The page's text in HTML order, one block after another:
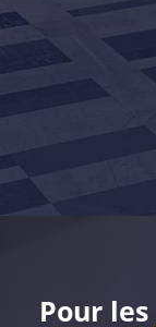
Pour les